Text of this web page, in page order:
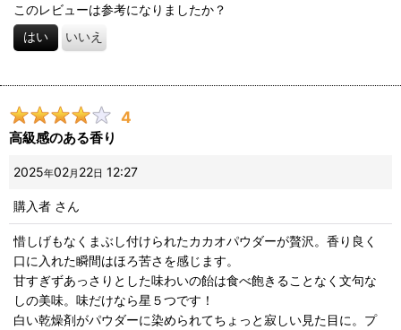
このレビューは参考になりましたか？
はい いいえ
4
高級感のある香り
2025年02月 22日 12:27
購入者 さん
惜しげもなくまぶし付けられたカカオパウダーが贅沢。香り良く
口に入れた瞬間はほろ苦さを感じます。
甘すぎずあっさりとした味わいの飴は食べ飽きることなく文句な
しの美味。味だけなら星５つです！
白い乾燥剤がパウダーに染められてちょっと寂しい見た目に。プ